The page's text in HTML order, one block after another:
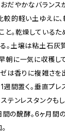
だやかなバランス
較的軽い土ゆえに
と。乾燥している
。土壌は粘土石灰
朝に一気に収穫し
ゼは香りに複雑さ
間置く。垂直プレ
テンレスタンクも
の醗酵。6ヶ月間